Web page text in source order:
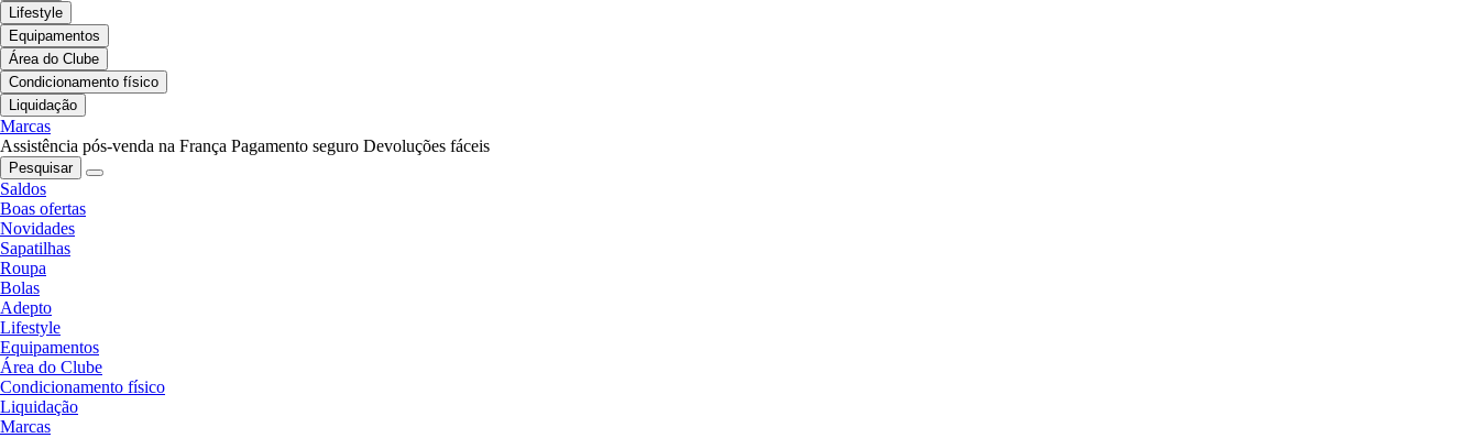
Lifestyle
Equipamentos
Área do Clube
Condicionamento físico
Liquidação
Marcas
Assistência pós-venda na França Pagamento seguro Devoluções fáceis
Pesquisar
Saldos
Boas ofertas
Novidades
Sapatilhas
Roupa
Bolas
Adepto
Lifestyle
Equipamentos
Área do Clube
Condicionamento físico
Liquidação
Marcas